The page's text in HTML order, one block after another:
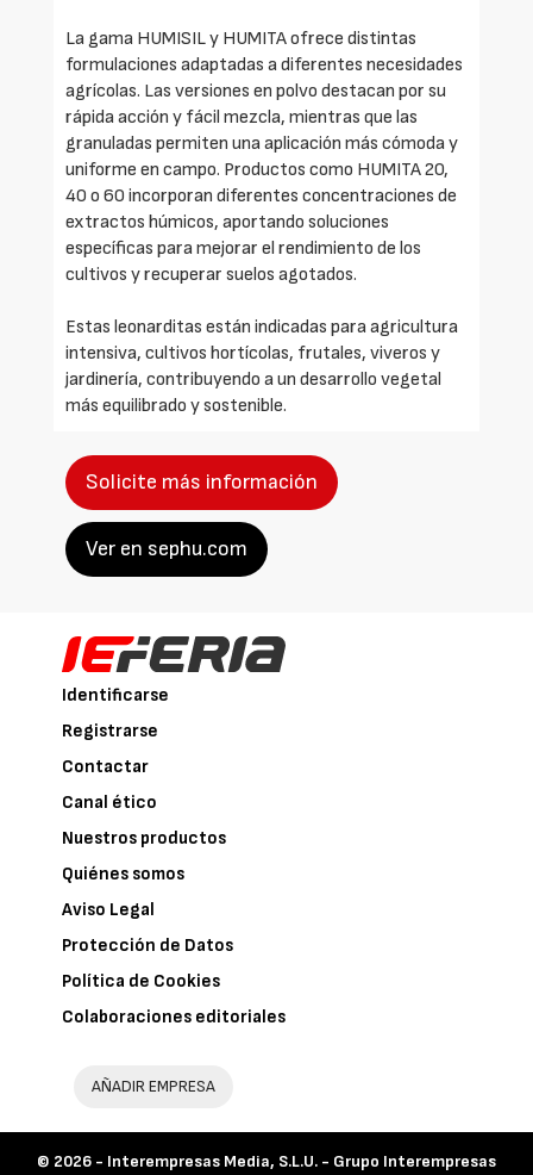
La gama HUMISIL y HUMITA ofrece distintas
formulaciones adaptadas a diferentes necesidades
agrícolas. Las versiones en polvo destacan por su
rápida acción y fácil mezcla, mientras que las
granuladas permiten una aplicación más cómoda y
uniforme en campo. Productos como HUMITA 20,
40 o 60 incorporan diferentes concentraciones de
extractos húmicos, aportando soluciones
específicas para mejorar el rendimiento de los
cultivos y recuperar suelos agotados.
Estas leonarditas están indicadas para agricultura
intensiva, cultivos hortícolas, frutales, viveros y
jardinería, contribuyendo a un desarrollo vegetal
más equilibrado y sostenible.
Solicite más información
Ver en sephu.com
Identificarse
Registrarse
Contactar
Canal ético
Nuestros productos
Quiénes somos
Aviso Legal
Protección de Datos
Política de Cookies
Colaboraciones editoriales
AÑADIR EMPRESA
© 2026 - Interempresas Media, S.L.U. - Grupo Interempresas